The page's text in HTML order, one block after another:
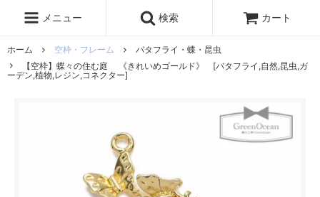
メニュー 検索 カート
ホーム 空枠・フレーム
バタフライ・蝶・昆虫
【空枠】蝶々の住む庭 《きれいめゴールド》 [バタフライ,自然,昆虫,ガ
ーデン,植物,レジン,コネクター]